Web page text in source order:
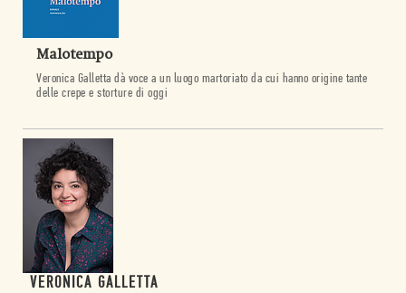
Malotempo
Veronica Galletta dà voce a un luogo martoriato da cui hanno origine tante
delle crepe e storture di oggi
VERONICA GALLETTA